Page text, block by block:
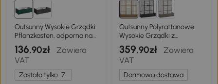
Outsunny Wysokie Grządki
Pflanzkasten, odporna na
warunki atmosferyczne,
otwarte dno, stal
galwanizowana, 120 cm x
60 cm x 30,5 cm, Zielony
136,90zł
Zawiera
VAT
Zostało tylko 7
Outsunny Polyrattanowe
Wysokie Grządki z
Rusztem, Kwietnik,
Skrzynka na Rośliny,
Podwyższony Grząd, dla
Ogrodu, Balkonu, Piaskowy,
103 x 103 x 29 cm
359,90zł
Zawiera
VAT
Darmowa dostawa